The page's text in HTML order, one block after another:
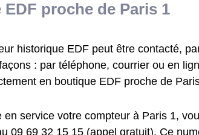
EDF proche de Paris 1
historique EDF peut être contacté,
: par téléphone, courrier ou en
en boutique EDF proche de
en service votre compteur à Paris 1,
09 69 32 15 15 (appel gratuit). Ce